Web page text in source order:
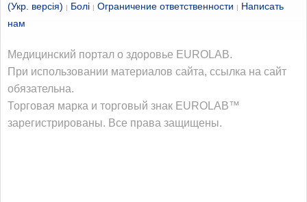
(Укр. версія) | Болі | Ограничение ответственности | Написать
нам
Медицинский портал о здоровье EUROLAB.
При использовании материалов сайта, ссылка на сайт
обязательна.
Торговая марка и торговый знак EUROLAB™
зарегистрированы. Все права защищены.